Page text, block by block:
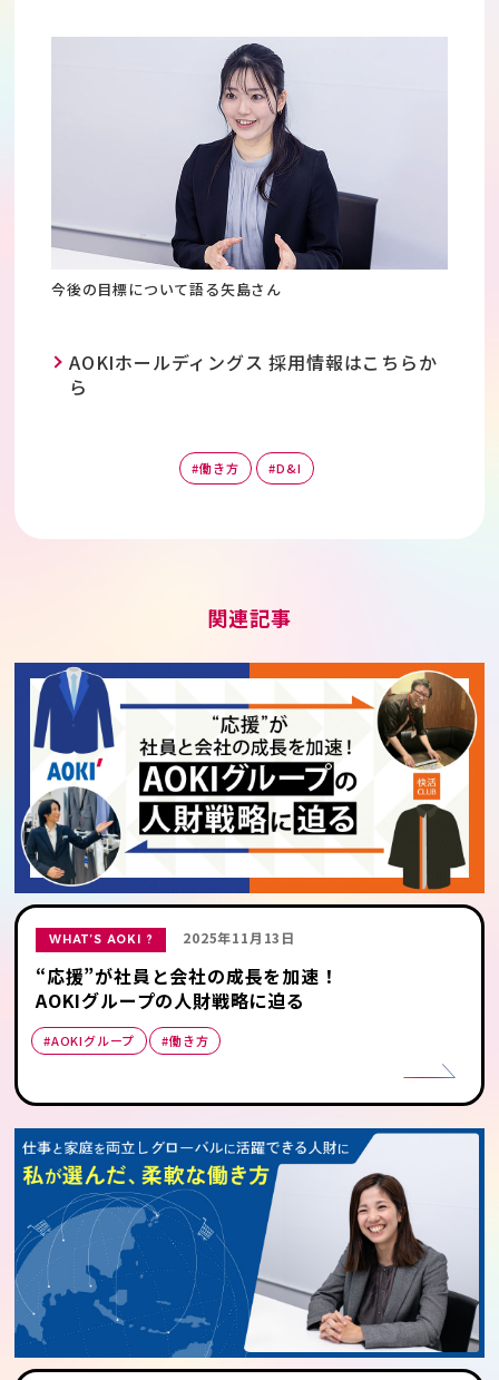
今後の目標について語る矢島さん
AOKIホールディングス 採用情報はこちらか
ら
#働き方 #D&I
関連記事
WHAT’S AOKI ? 2025年11月13日
“応援”が社員と会社の成長を加速！
AOKIグループの人財戦略に迫る
#AOKIグループ #働き方